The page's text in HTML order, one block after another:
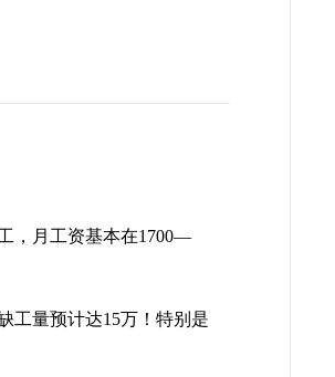
，月工资基本在1700—
工量预计达15万！特别是